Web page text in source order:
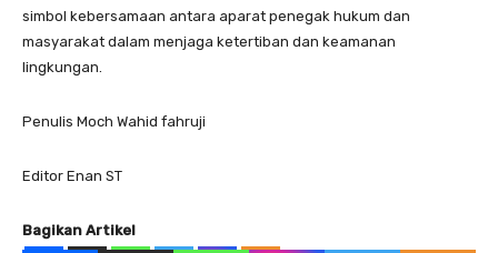
simbol kebersamaan antara aparat penegak hukum dan
masyarakat dalam menjaga ketertiban dan keamanan
lingkungan.
Penulis Moch Wahid fahruji
Editor Enan ST
Bagikan Artikel